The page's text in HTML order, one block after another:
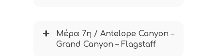
Μέρα 7η / Antelope Canyon –
Grand Canyon – Flagstaff